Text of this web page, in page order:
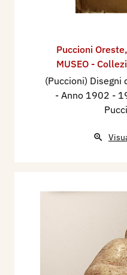
Puccioni Oreste,
MUSEO -
(Puccioni) Disegni
- Anno 1902 -